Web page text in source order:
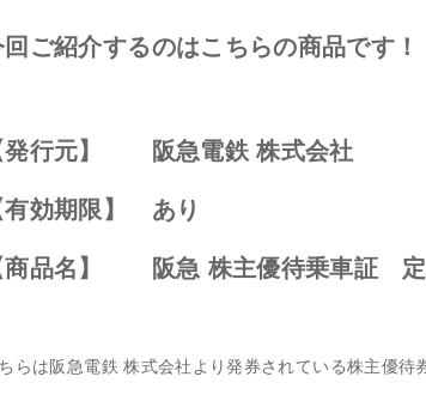
ご紹介するのはこちらの商品です！
発行元】 阪急電鉄 株式会社
有効期限】 あり
商品名】 阪急 株主優待乗車証 定
らは阪急電鉄 株式会社より発券されている株主優待